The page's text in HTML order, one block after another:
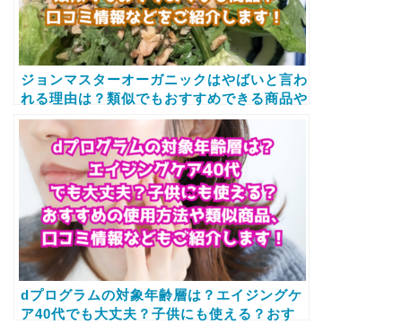
ジョンマスターオーガニックはやばいと言わ
れる理由は？類似でもおすすめできる商品や
口コミ情報などをご紹介します！
dプログラムの対象年齢層は？エイジングケ
ア40代でも大丈夫？子供にも使える？おす